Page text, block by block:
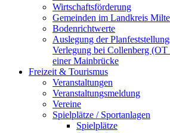
Wirtschaftsförderung
Gemeinden im Landkreis
Bodenrichtwerte
Auslegung der
Verlegung bei Collenberg
einer Mainbrücke
Freizeit & Tourismus
Veranstaltungen
Veranstaltungsmeldung
Vereine
Spielplätze / Sportanlagen
Spielplätze